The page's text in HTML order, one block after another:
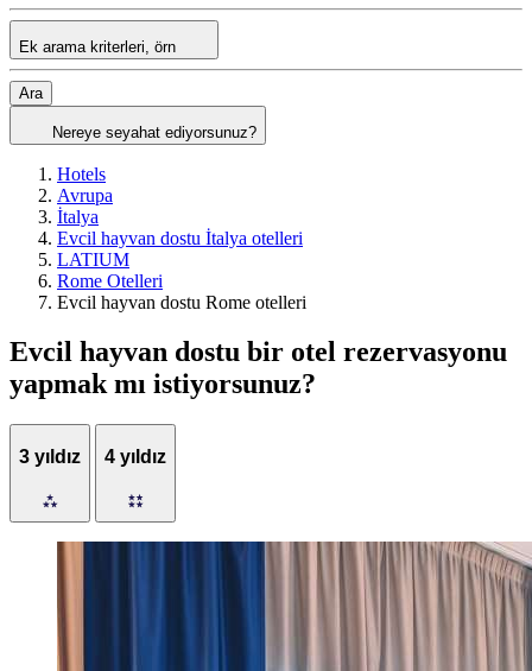
Ek arama kriterleri, örn
Ara
Nereye seyahat ediyorsunuz?
Hotels
Avrupa
İtalya
Evcil hayvan dostu İtalya otelleri
LATIUM
Rome Otelleri
Evcil hayvan dostu Rome otelleri
Evcil hayvan dostu bir otel rezervasyonu
yapmak mı istiyorsunuz?
3 yıldız 4 yıldız